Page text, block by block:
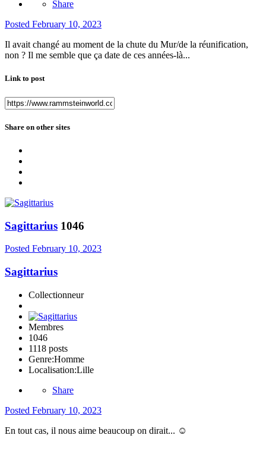
Share
Posted February 10, 2023
Il avait changé au moment de la chute du Mur/de la réunification,
non ? Il me semble que ça date de ces années-là...
Link to post
Share on other sites
Sagittarius 1046
Posted February 10, 2023
Sagittarius
Collectionneur
Membres
1046
1118 posts
Genre:Homme
Localisation:Lille
Share
Posted February 10, 2023
En tout cas, il nous aime beaucoup on dirait... ☺️